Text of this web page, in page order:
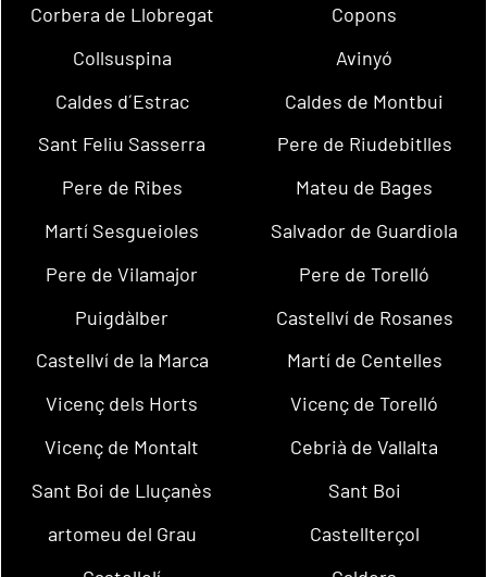
Corbera de Llobregat
Copons
Collsuspina
Avinyó
Caldes d´Estrac
Caldes de Montbui
Sant Feliu Sasserra
Pere de Riudebitlles
Pere de Ribes
Mateu de Bages
Martí Sesgueioles
Salvador de Guardiola
Pere de Vilamajor
Pere de Torelló
Puigdàlber
Castellví de Rosanes
Castellví de la Marca
Martí de Centelles
Vicenç dels Horts
Vicenç de Torelló
Vicenç de Montalt
Cebrià de Vallalta
Sant Boi de Lluçanès
Sant Boi
artomeu del Grau
Castellterçol